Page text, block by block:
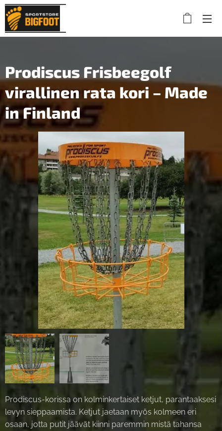
Prodiscus Frisbeegolf
virallinen rata kori – Made
in Finland
Prodiscus-korissa on kolminkertaiset ketjut, parantaaksesi
levyn sieppaamista. Ketjut jaetaan myös kolmeen eri
osaan, jotta putit jäävät kiinni paremmin mistä tahansa